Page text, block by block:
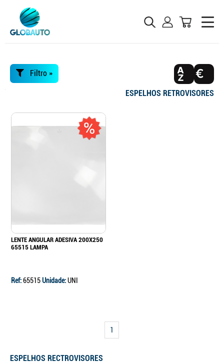
Filtro »
ESPELHOS RETROVISORES
LENTE ANGULAR ADESIVA 200X250
65515 LAMPA
Ref:65515Unidade:UNI
1
ESPELHOS RECTROVISORES